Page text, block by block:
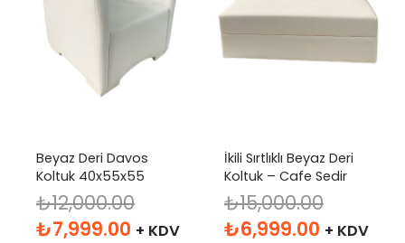
Beyaz Deri Davos
Koltuk 40x55x55
₺12,000.00
Orijinal
₺7,999.00 Şu
+ KDV
İkili Sırtlıklı Beyaz Deri
Koltuk – Cafe Sedir
₺15,000.00
Orijinal
₺6,999.00 Şu
+ KDV